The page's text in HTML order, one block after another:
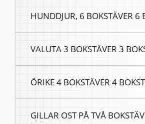
HUNDDJUR, 6 BOKSTÄVER 6
VALUTA 3 BOKSTÄVER 3
ÖRIKE 4 BOKSTÄVER 4
GILLAR OST PÅ TVÅ